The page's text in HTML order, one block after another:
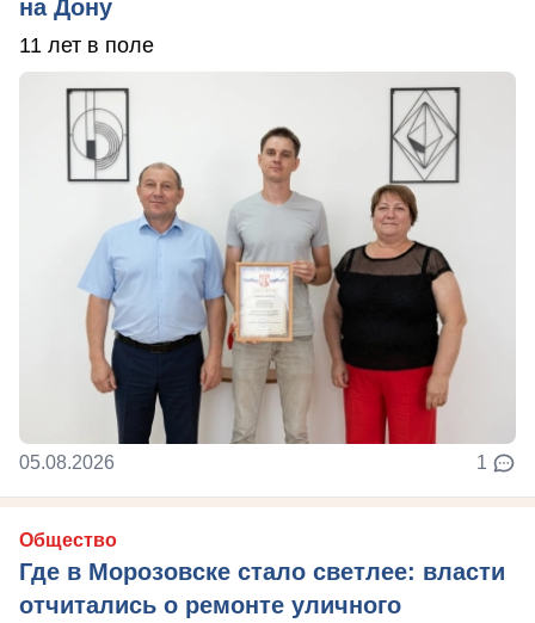
на Дону
11 лет в поле
05.08.2026 1
Общество
Где в Морозовске стало светлее: власти
отчитались о ремонте уличного